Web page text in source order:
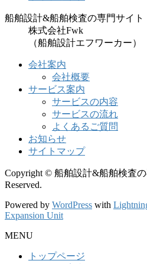
船舶設計&船舶検査の専門サイト
株式会社Fwk
（船舶設計エフワーカー）
会社案内
会社概要
サービス案内
サービスの内容
サービスの流れ
よくあるご質問
お知らせ
サイトマップ
Copyright © 船舶設計&船舶検査
Reserved.
Powered by WordPress with
Expansion Unit
MENU
トップページ